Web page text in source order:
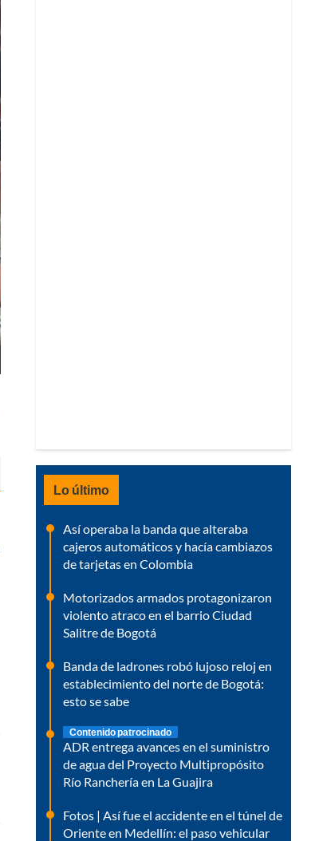
Lo último
Así operaba la banda que alteraba
cajeros automáticos y hacía cambiazos
de tarjetas en Colombia
Motorizados armados protagonizaron
violento atraco en el barrio Ciudad
Salitre de Bogotá
Banda de ladrones robó lujoso reloj en
establecimiento del norte de Bogotá:
esto se sabe
Contenido patrocinado
ADR entrega avances en el suministro
de agua del Proyecto Multipropósito
Río Ranchería en La Guajira
Fotos | Así fue el accidente en el túnel de
Oriente en Medellín: el paso vehicular